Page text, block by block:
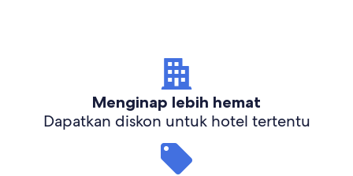
Menginap lebih hemat
Dapatkan diskon untuk hotel tertentu